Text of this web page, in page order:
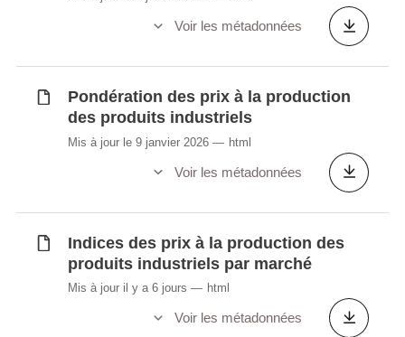
Voir les métadonnées
Pondération des prix à la production
des produits industriels
Mis à jour le 9 janvier 2026 html
Voir les métadonnées
Indices des prix à la production des
produits industriels par marché
Mis à jour il y a 6 jours html
Voir les métadonnées